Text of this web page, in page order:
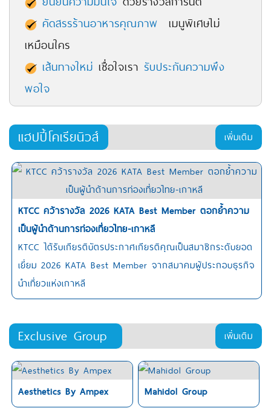
คัดสรรร้านอาหารคุณภาพ เมนูพิเศษไม่
เหมือนใคร
เส้นทางใหม่ เชื่อใจเรา รับประกันความพึง
พอใจ
แฮปปี้โคเรียนิวส์ เพิ่มเติม
KTCC คว้ารางวัล 2026 KATA Best Member ตอกย้ำความ
เป็นผู้นำด้านการท่องเที่ยวไทย-เกาหลี
KTCC ได้รับเกียรติบัตรประกาศเกียรติคุณเป็นสมาชิกระดับยอด
เยี่ยม 2026 KATA Best Member จากสมาคมผู้ประกอบธุรกิจ
นำเที่ยวแห่งเกาหลี
Exclusive Group เพิ่มเติม
Aesthetics By Ampex Mahidol Group